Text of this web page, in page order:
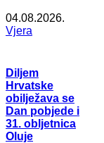
04.08.2026.
Vjera
Diljem
Hrvatske
obilježava se
Dan pobjede i
31. obljetnica
Oluje